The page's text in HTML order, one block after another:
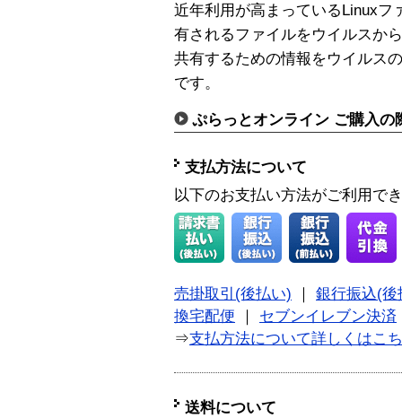
近年利用が高まっているLinuxフ
有されるファイルをウイルスか
共有するための情報をウイルス
です。
ぷらっとオンライン ご購入の
支払方法について
以下のお支払い方法がご利用で
売掛取引(後払い)
銀行振込(後
換宅配便
セブンイレブン決済
⇒支払方法について詳しくはこ
送料について